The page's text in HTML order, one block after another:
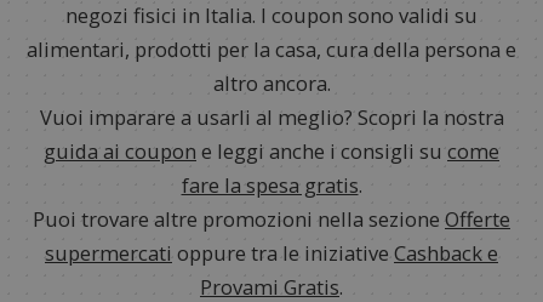
negozi fisici in Italia. I coupon sono validi su
alimentari, prodotti per la casa, cura della persona e
altro ancora.
Vuoi imparare a usarli al meglio? Scopri la nostra
guida ai coupon e leggi anche i consigli su come
fare la spesa gratis.
Puoi trovare altre promozioni nella sezione Offerte
supermercati oppure tra le iniziative Cashback e
Provami Gratis.